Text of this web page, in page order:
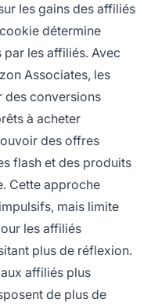
les gains des affiliés
détermine
les affiliés. Avec
Associates, les
des conversions
à acheter
des offres
flash et des produits
Cette approche
mais limite
les affiliés
plus de réflexion.
affiliés plus
de plus de